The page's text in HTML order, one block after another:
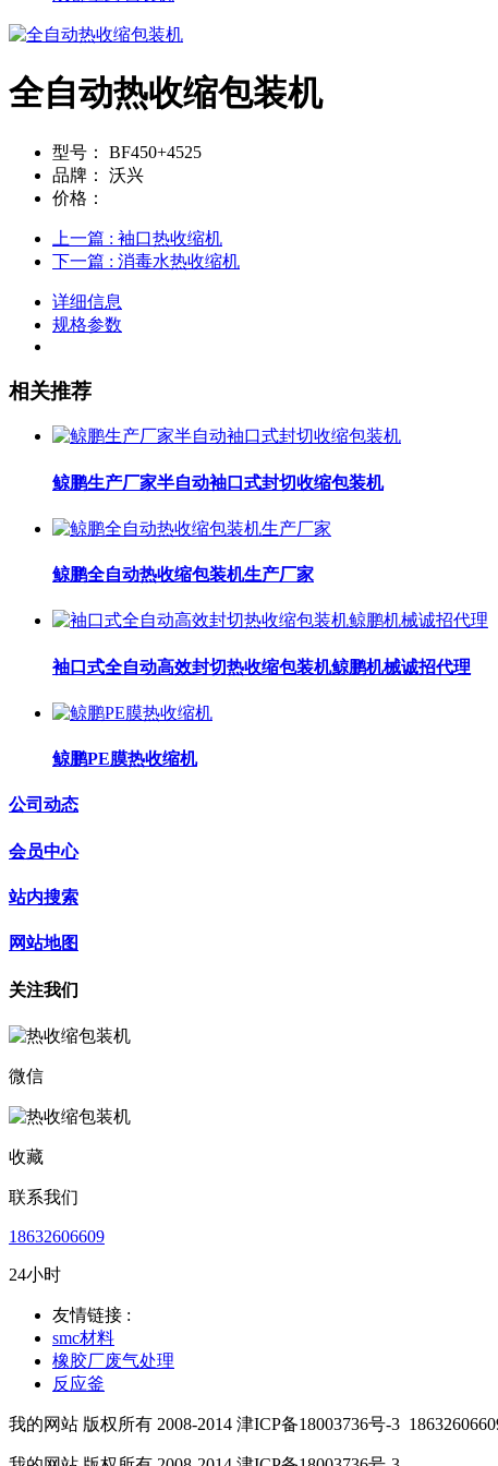
全自动热收缩包装机
型号：
BF450+4525
品牌：
沃兴
价格：
上一篇 : 袖口热收缩机
下一篇 : 消毒水热收缩机
详细信息
规格参数
相关推荐
鲸鹏生产厂家半自动袖口式封切收缩包装机
鲸鹏全自动热收缩包装机生产厂家
袖口式全自动高效封切热收缩包装机鲸鹏机械诚招代理
鲸鹏PE膜热收缩机
公司动态
会员中心
站内搜索
网站地图
关注我们
微信
收藏
联系我们
18632606609
24小时
友情链接 :
smc材料
橡胶厂废气处理
反应釜
我的网站 版权所有 2008-2014 津ICP备18003736号-3